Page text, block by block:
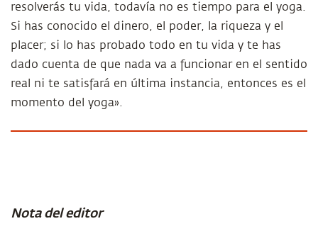
resolverás tu vida, todavía no es tiempo para el yoga.
Si has conocido el dinero, el poder, la riqueza y el
placer; si lo has probado todo en tu vida y te has
dado cuenta de que nada va a funcionar en el sentido
real ni te satisfará en última instancia, entonces es el
momento del yoga».
Nota del editor